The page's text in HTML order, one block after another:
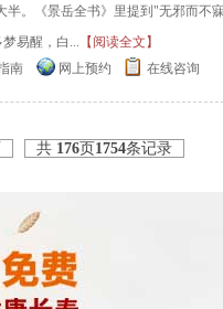
半。《景岳全书》里提到"无邪而不寐
易醒，白... 【阅读全文】
南
网上预约 在线咨询
共 176页1754条记录